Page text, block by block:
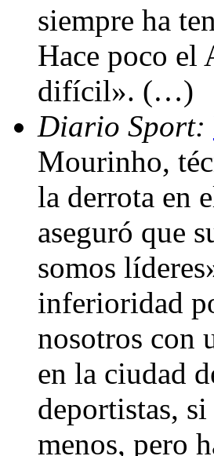
siempre ha
Hace poco
difícil». (…)
Diario Sport:
Mourinho,
la derrota en
aseguró que
somos
inferioridad
nosotros con
en la ciudad
deportistas,
menos, pero